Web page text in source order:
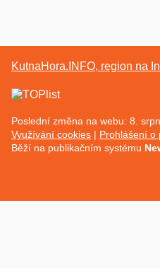
KutnaHora.INFO, region na
Poslední změna na webu: 8.
Využívání cookies
Prohlášení o
Běží na publikačním systému